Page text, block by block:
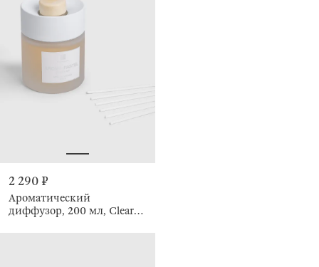
2 290 ₽
Ароматический
диффузор, 200 мл, Clear